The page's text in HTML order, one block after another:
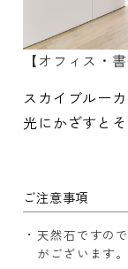
【オフィス・
スカイブルー
光にかざすと
ご注意事項
天然石ですの
がございます